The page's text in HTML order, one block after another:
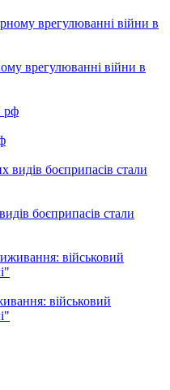
врегулюванні війни в
боєприпасів стали
військовий